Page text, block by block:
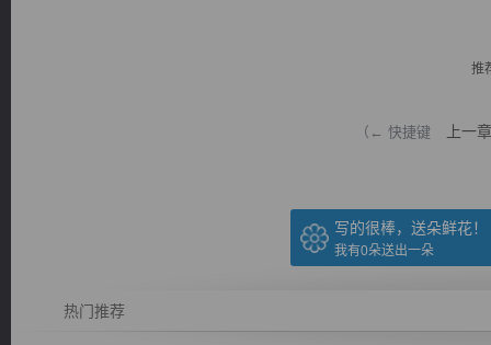
推
（← 快捷键 上一章
写的很棒，送朵鲜花！
我有0朵送出一朵
热门推荐